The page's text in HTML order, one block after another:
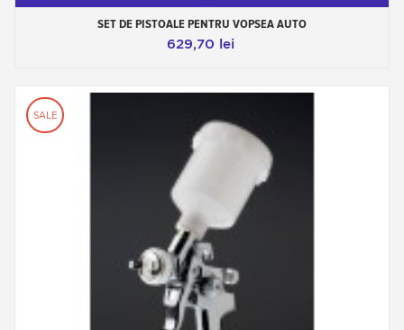
SET DE PISTOALE PENTRU VOPSEA AUTO
629,70 lei
SALE